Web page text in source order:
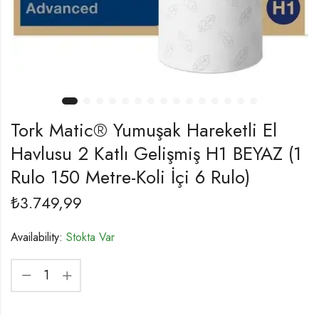
Tork Matic® Yumuşak Hareketli El
Havlusu 2 Katlı Gelişmiş H1 BEYAZ (1
Rulo 150 Metre-Koli İçi 6 Rulo)
₺3.749,99
Availability: Stokta Var